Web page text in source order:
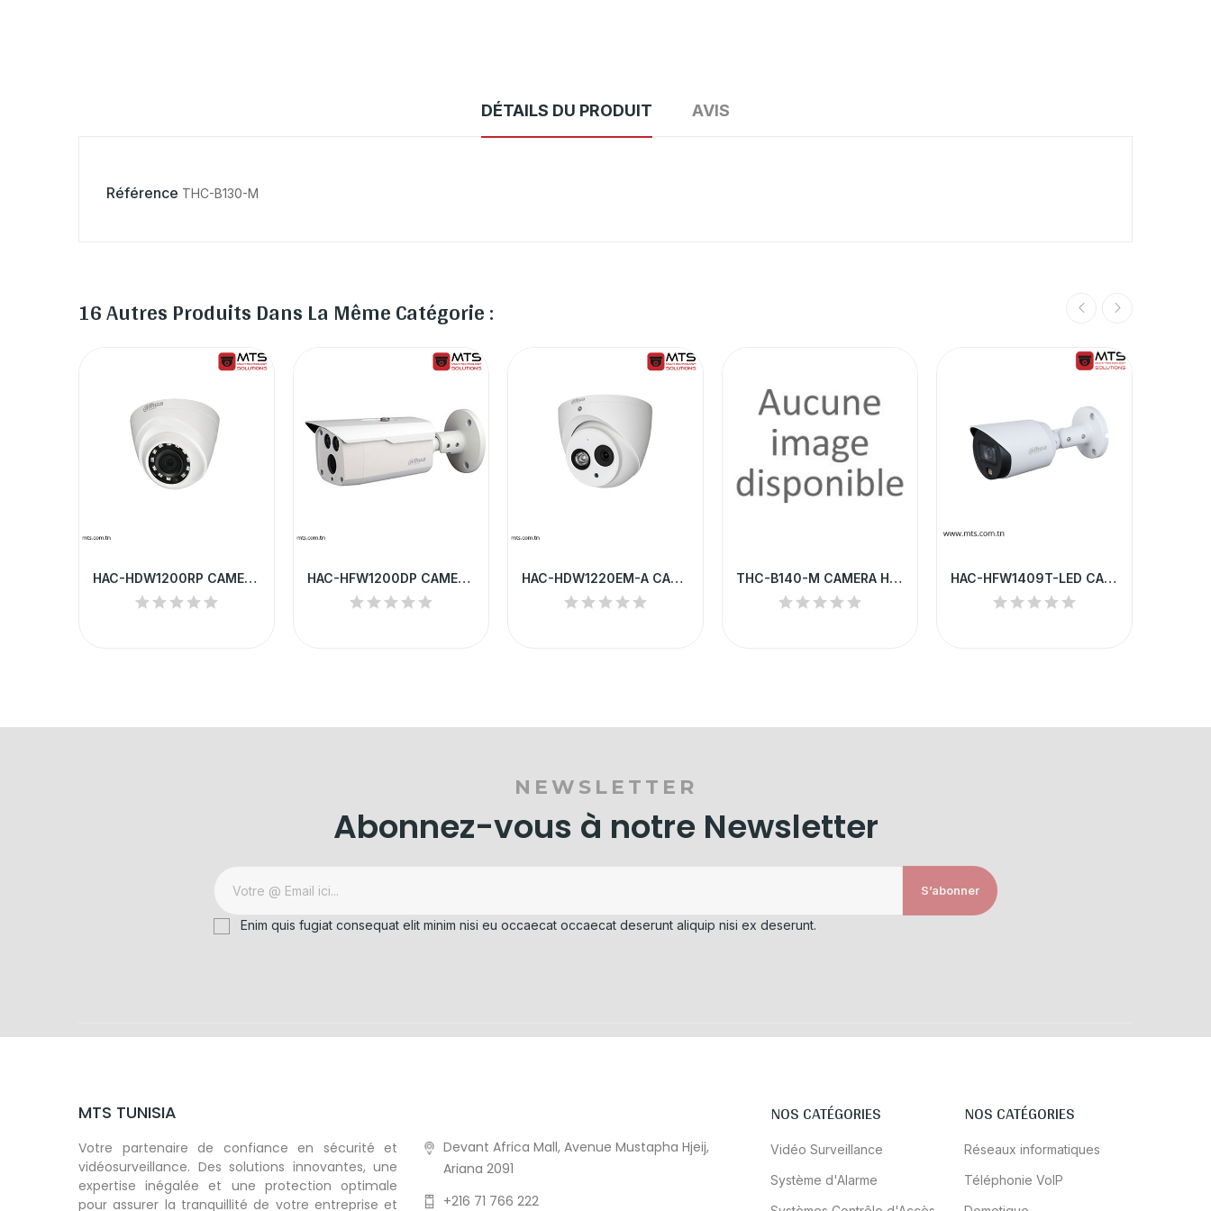
DÉTAILS DU PRODUIT AVIS
Référence THC-B130-M
16 Autres Produits Dans La Même Catégorie :
HAC-HDW1200RP CAMERA HD DAHUA DOME 2MP IR 20 M HAC-HFW1200DP CAMERA HD DAHUA TUBE 2MP IP67 IR... HAC-HDW1220EM-A CAMERA HD DAHUA DOME AVEC MICRO... THC-B140-M CAMERA HD HILOOK TUBE 4MP 2.8 MM... HAC-HFW1409T-LED CAMERA HD DAHUA TUBE 4MP FULL...
NEWSLETTER
Abonnez-vous à notre Newsletter
S’abonner
Enim quis fugiat consequat elit minim nisi eu occaecat occaecat deserunt aliquip nisi ex deserunt.
MTS TUNISIA
Votre partenaire de confiance en sécurité et
vidéosurveillance. Des solutions innovantes, une
expertise inégalée et une protection optimale
pour assurer la tranquillité de votre entreprise et
Devant Africa Mall, Avenue Mustapha Hjeij,
Ariana 2091
+216 71 766 222
NOS CATÉGORIES
Vidéo Surveillance
Système d'Alarme
NOS CATÉGORIES
Réseaux informatiques
Téléphonie VoIP